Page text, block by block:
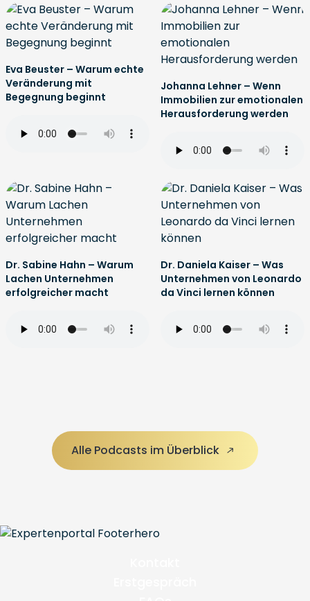
Eva Beuster – Warum echte
Veränderung mit
Begegnung beginnt
Johanna Lehner – Wenn
Immobilien zur emotionalen
Herausforderung werden
Dr. Sabine Hahn – Warum
Lachen Unternehmen
erfolgreicher macht
Dr. Daniela Kaiser – Was
Unternehmen von Leonardo
da Vinci lernen können
Alle Podcasts im Überblick